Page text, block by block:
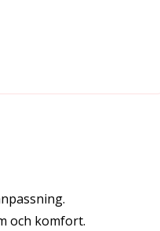
och komfort.